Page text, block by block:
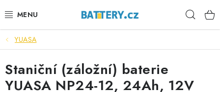
na
VÝHODNÉ SETY
SLUŽBY
YUASA
Staniční (záložní) baterie
YUASA NP24-12, 24Ah, 12V